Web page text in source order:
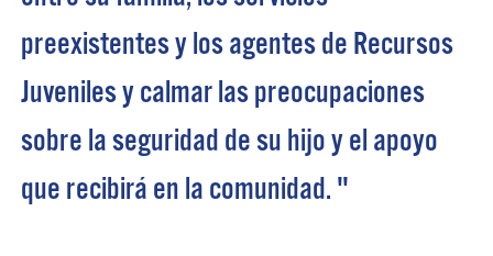
preexistentes y los agentes de Recursos
Juveniles y calmar las preocupaciones
sobre la seguridad de su hijo y el apoyo
que recibirá en la comunidad. "